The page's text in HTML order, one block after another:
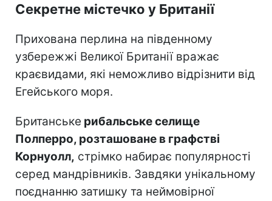
Секретне містечко у Британії
Прихована перлина на південному
узбережжі Великої Британії вражає
краєвидами, які неможливо відрізнити від
Егейського моря.
Британське рибальське селище
Полперро, розташоване в графстві
Корнуолл, стрімко набирає популярності
серед мандрівників. Завдяки унікальному
поєднанню затишку та неймовірної